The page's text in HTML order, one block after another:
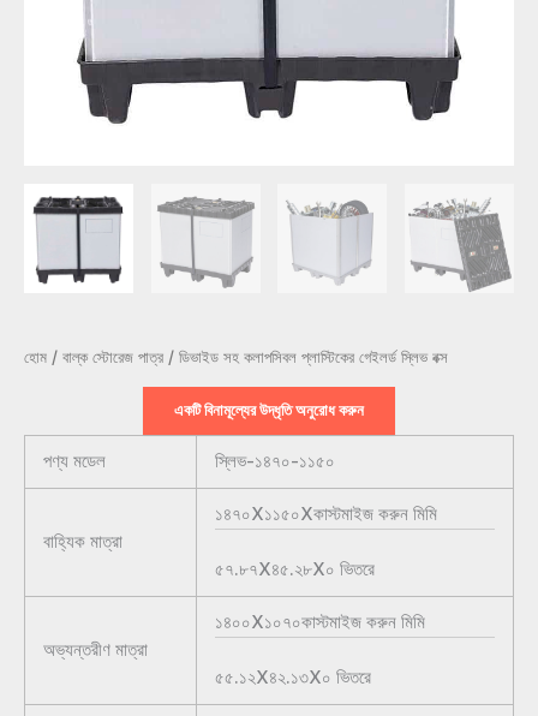
হোম / বাল্ক স্টোরেজ পাত্র / ডিভাইড সহ কলাপসিবল প্লাস্টিকের গেইলর্ড স্লিভ বক্স
একটি বিনামূল্যের উদ্ধৃতি অনুরোধ করুন
পণ্য মডেল স্লিভ-১৪৭০-১১৫০
বাহ্যিক মাত্রা
১৪৭০X১১৫০Xকাস্টমাইজ করুন মিমি
৫৭.৮৭X৪৫.২৮X০ ভিতরে
অভ্যন্তরীণ মাত্রা
১৪০০X১০৭০কাস্টমাইজ করুন মিমি
৫৫.১২X৪২.১৩X০ ভিতরে